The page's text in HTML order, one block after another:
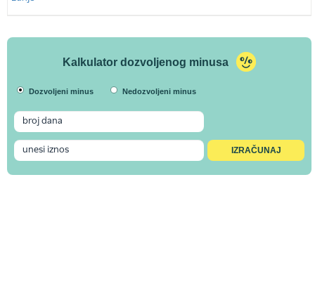
Kalkulator dozvoljenog minusa
Dozvoljeni minus Nedozvoljeni minus